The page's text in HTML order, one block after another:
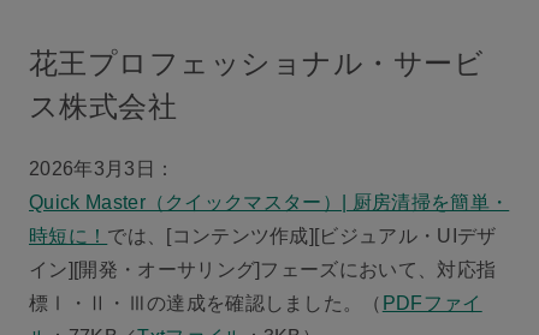
花王プロフェッショナル・サービ
ス株式会社
2026年3月3日：
Quick Master（クイックマスター）| 厨房清掃を簡単・
時短に！ では、[コンテンツ作成][ビジュアル・UIデザ
イン][開発・オーサリング]フェーズにおいて、対応指
標Ⅰ・Ⅱ・Ⅲの達成を確認しました。（ PDFファイ